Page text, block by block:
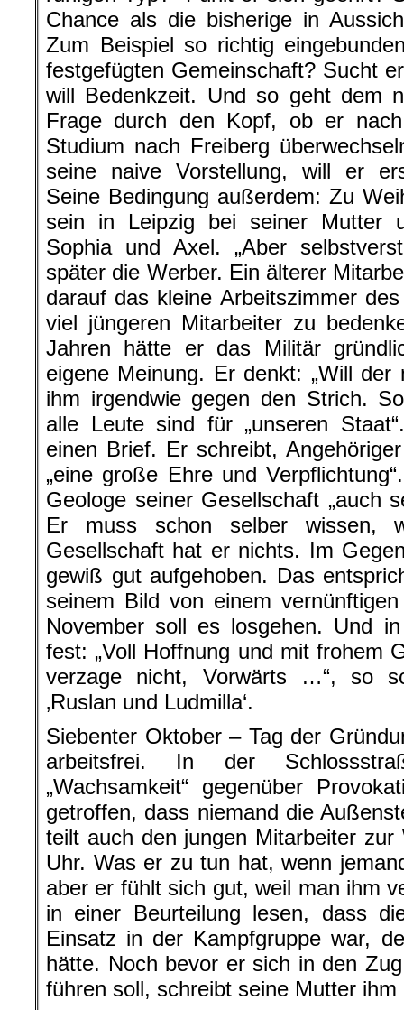
Chance als die bisherige in
Zum Beispiel so richtig
festgefügten Gemeinschaft? Sucht
will Bedenkzeit. Und so geht dem
Frage durch den Kopf, ob er
Studium nach Freiberg
seine naive Vorstellung, will er
Seine Bedingung außerdem: Zu
sein in Leipzig bei seiner Mutter
Sophia und Axel. „Aber
später die Werber. Ein älterer
darauf das kleine Arbeitszimmer
viel jüngeren Mitarbeiter zu
Jahren hätte er das Militär
eigene Meinung. Er denkt: „Will der
ihm irgendwie gegen den Strich.
alle Leute sind für „unseren
einen Brief. Er schreibt,
„eine große Ehre und
Geologe seiner Gesellschaft „auch
Er muss schon selber wissen,
Gesellschaft hat er nichts. Im
gewiß gut aufgehoben. Das
seinem Bild von einem
November soll es losgehen. Und
fest: „Voll Hoffnung und mit frohem
verzage nicht, Vorwärts …“, so
‚Ruslan und Ludmilla‘.
Siebenter Oktober – Tag der
arbeitsfrei. In der
„Wachsamkeit“ gegenüber
getroffen, dass niemand die
teilt auch den jungen Mitarbeiter
Uhr. Was er zu tun hat, wenn
aber er fühlt sich gut, weil man ihm
in einer Beurteilung lesen, dass
Einsatz in der Kampfgruppe war,
hätte. Noch bevor er sich in den
führen soll, schreibt seine Mutter